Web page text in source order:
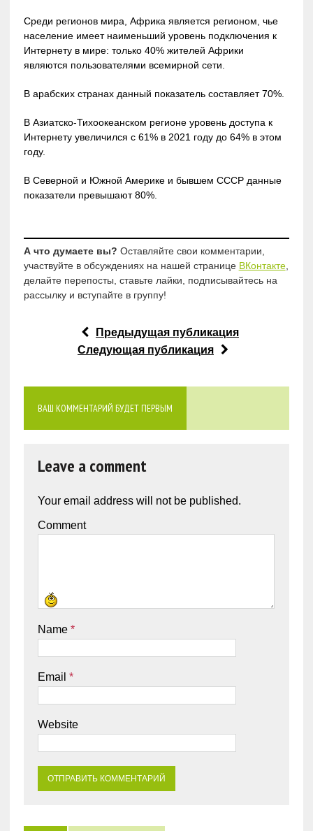
Среди регионов мира, Африка является регионом, чье
население имеет наименьший уровень подключения к
Интернету в мире: только 40% жителей Африки
являются пользователями всемирной сети.
В арабских странах данный показатель составляет 70%.
В Азиатско-Тихоокеанском регионе уровень доступа к
Интернету увеличился с 61% в 2021 году до 64% в этом
году.
В Северной и Южной Америке и бывшем СССР данные
показатели превышают 80%.
А что думаете вы? Оставляйте свои комментарии,
участвуйте в обсуждениях на нашей странице ВКонтакте,
делайте перепосты, ставьте лайки, подписывайтесь на
рассылку и вступайте в группу!
Предыдущая публикация
Следующая публикация
ВАШ КОММЕНТАРИЙ БУДЕТ ПЕРВЫМ
Leave a comment
Your email address will not be published.
Comment
Name *
Email *
Website